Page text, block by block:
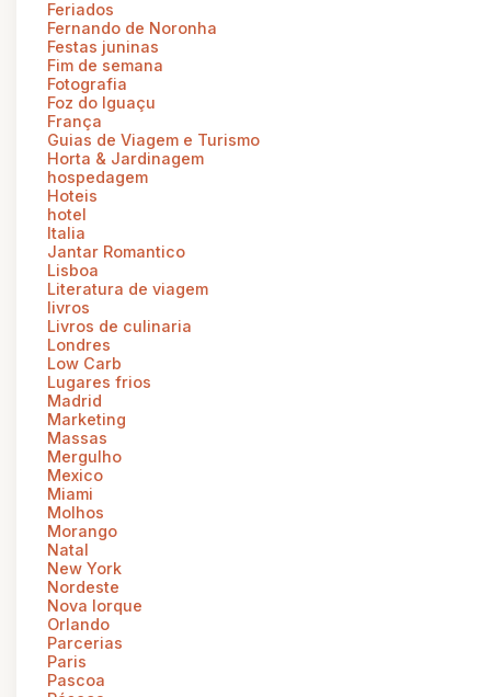
Feriados
Fernando de Noronha
Festas juninas
Fim de semana
Fotografia
Foz do Iguaçu
França
Guias de Viagem e Turismo
Horta & Jardinagem
hospedagem
Hoteis
hotel
Italia
Jantar Romantico
Lisboa
Literatura de viagem
livros
Livros de culinaria
Londres
Low Carb
Lugares frios
Madrid
Marketing
Massas
Mergulho
Mexico
Miami
Molhos
Morango
Natal
New York
Nordeste
Nova Iorque
Orlando
Parcerias
Paris
Pascoa